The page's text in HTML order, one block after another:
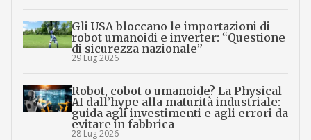
Gli USA bloccano le importazioni di
robot umanoidi e inverter: “Questione
di sicurezza nazionale”
29 Lug 2026
Robot, cobot o umanoide? La Physical
AI dall’hype alla maturità industriale:
guida agli investimenti e agli errori da
evitare in fabbrica
28 Lug 2026